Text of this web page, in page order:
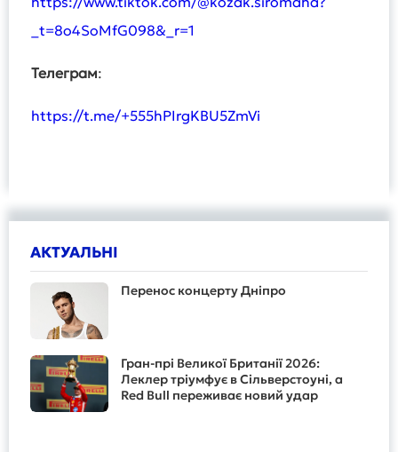
_t=8o4SoMfG098&_r=1
Телеграм:
https://t.me/+555hPIrgKBU5ZmVi
АКТУАЛЬНІ
Перенос концерту Дніпро
Гран-прі Великої Британії 2026:
Леклер тріумфує в Сільверстоуні, а
Red Bull переживає новий удар